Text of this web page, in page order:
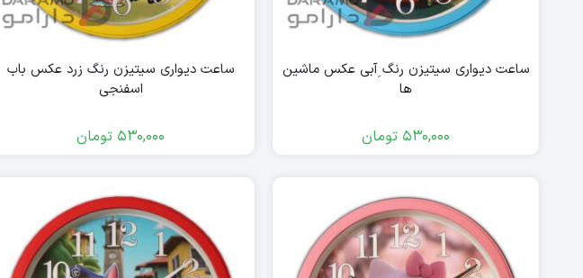
ساعت دیواری سیتیزن رنگ ِآبی عکس ماشین
ها
530,000 تومان
ساعت دیواری سیتیزن رنگ زرد عکس باب
اسفنجی
530,000 تومان